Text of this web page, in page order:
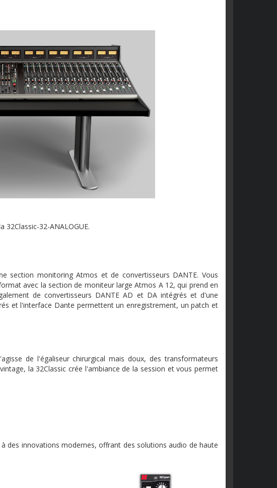
32Classic-32-ANALOGUE.
section monitoring Atmos et de convertisseurs DANTE. Vous
avec la section de moniteur large Atmos A 12, qui prend en
de convertisseurs DANTE AD et DA intégrés et d'une
et l'interface Dante permettent un enregistrement, un patch et
de l'égaliseur chirurgical mais doux, des transformateurs
la 32Classic crée l'ambiance de la session et vous permet
des innovations modernes, offrant des solutions audio de haute